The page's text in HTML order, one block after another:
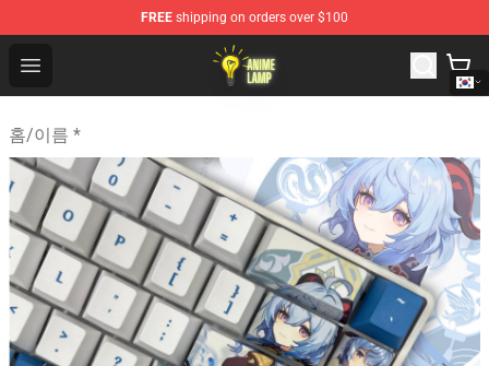
FREE shipping on orders over $100
Open menu
Anime Lamp Shop - The Best Store of Anime Lamp
홈/이름 *